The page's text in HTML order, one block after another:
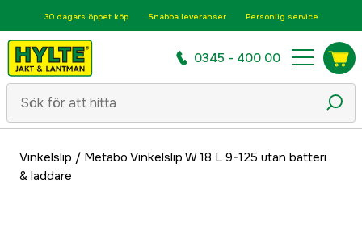
30 dagars öppet köp Snabba leveranser Personlig service
0345 - 400 00
Vinkelslip / Metabo Vinkelslip W 18 L 9-125 utan batteri
& laddare